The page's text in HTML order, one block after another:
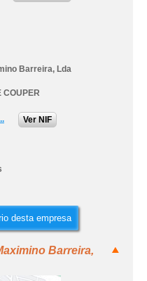
Barreira, Lda
COUPER
Ver NIF
desta empresa
Barreira,